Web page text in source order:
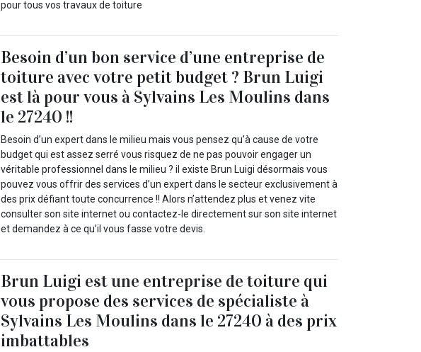
pour tous vos travaux de toiture
Besoin d’un bon service d’une entreprise de
toiture avec votre petit budget ? Brun Luigi
est là pour vous à Sylvains Les Moulins dans
le 27240 !!
Besoin d’un expert dans le milieu mais vous pensez qu’à cause de votre
budget qui est assez serré vous risquez de ne pas pouvoir engager un
véritable professionnel dans le milieu ? il existe Brun Luigi désormais vous
pouvez vous offrir des services d’un expert dans le secteur exclusivement à
des prix défiant toute concurrence !! Alors n’attendez plus et venez vite
consulter son site internet ou contactez-le directement sur son site internet
et demandez à ce qu’il vous fasse votre devis.
Brun Luigi est une entreprise de toiture qui
vous propose des services de spécialiste à
Sylvains Les Moulins dans le 27240 à des prix
imbattables